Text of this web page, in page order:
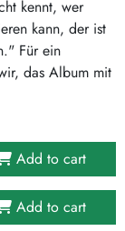
kennt, wer
kann, der ist
Für ein
das Album mit
Add to cart
Add to cart